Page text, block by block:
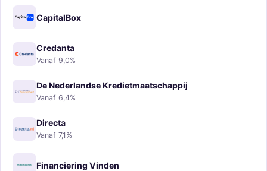
CapitalBox
Credanta
Vanaf 9,0%
De Nederlandse Kredietmaatschappij
Vanaf 6,4%
Directa
Vanaf 7,1%
Financiering Vinden